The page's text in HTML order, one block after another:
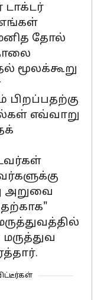
தோல்
மூலக்கூறு
பிறப்பதற்கு
எவ்வாறு
அறுவை